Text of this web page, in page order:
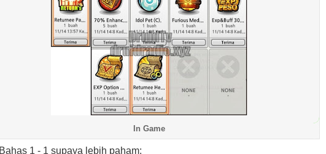
In Game
1 - 1 supaya lebih paham: